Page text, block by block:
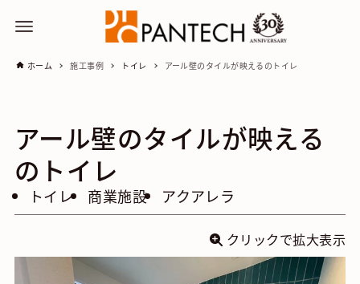
ホーム 施工事例 トイレ アール壁のタイルが映えるのトイレ
アール壁のタイルが映える
のトイレ
トイレ 商業施設 アクアレラ
クリックで拡大表示